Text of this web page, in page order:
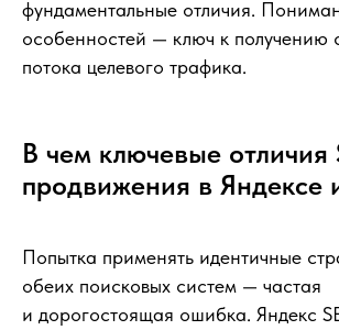
фундаментальные отличия.
особенностей — ключ к получению
потока целевого трафика.
В чем ключевые отличия
продвижения в Яндексе
Попытка применять идентичные
обеих поисковых систем — частая
и дорогостоящая ошибка. Яндекс